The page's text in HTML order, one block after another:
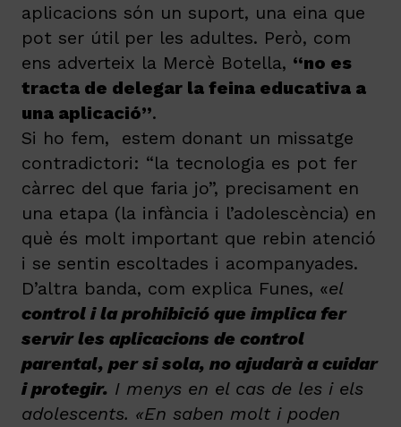
aplicacions són un suport, una eina que
pot ser útil per les adultes. Però, com
ens adverteix la Mercè Botella, “no es
tracta de delegar la feina educativa a
una aplicació”.
Si ho fem, estem donant un missatge
contradictori: “la tecnologia es pot fer
càrrec del que faria jo”, precisament en
una etapa (la infància i l’adolescència) en
què és molt important que rebin atenció
i se sentin escoltades i acompanyades.
D’altra banda, com explica Funes, «el
control i la prohibició que implica fer
servir les aplicacions de control
parental, per si sola, no ajudarà a cuidar
i protegir. I menys en el cas de les i els
adolescents. «En saben molt i poden